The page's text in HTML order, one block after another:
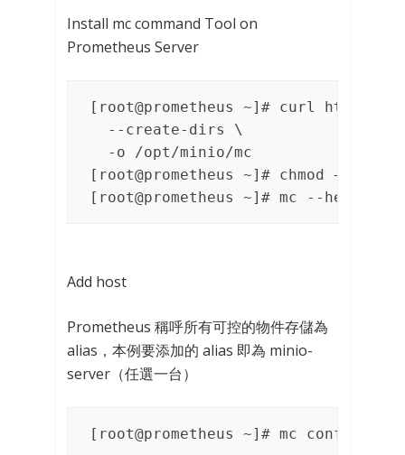
Install mc command Tool on
Prometheus Server
[root@prometheus ~]# curl
  --create-dirs \
  -o /opt/minio/mc
[root@prometheus ~]# chmod +x /
[root@prometheus ~]# mc --help
Add host
Prometheus 稱呼所有可控的物件存儲為
alias，本例要添加的 alias 即為 minio-
server（任選一台）
[root@prometheus ~]# mc config